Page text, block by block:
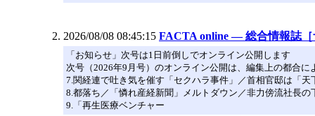
2026/08/08 08:45:15 FACTA online ― 総合情報誌
「お知らせ」次号は1日前倒しでオンライン公開します
次号（2026年9月号）のオンライン公開は、編集上の都合
7.関経連で吐き気を催す「セクハラ事件」／首相官邸は「
8.都落ち／「憐れ産経新聞」メルトダウン／非力傍流社長
9.「再生医療ベンチャー